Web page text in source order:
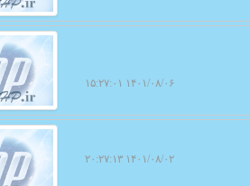
۱۴۰۱/۰۸/۰۶ ۱۵:۲۷:۰۱
۱۴۰۱/۰۸/۰۲ ۲۰:۲۷:۱۳